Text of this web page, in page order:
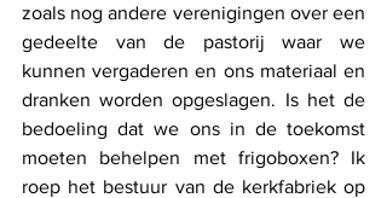
zoals nog andere verenigingen over een
gedeelte van de pastorij waar we
kunnen vergaderen en ons materiaal en
dranken worden opgeslagen. Is het de
bedoeling dat we ons in de toekomst
moeten behelpen met frigoboxen? Ik
roep het bestuur van de kerkfabriek op